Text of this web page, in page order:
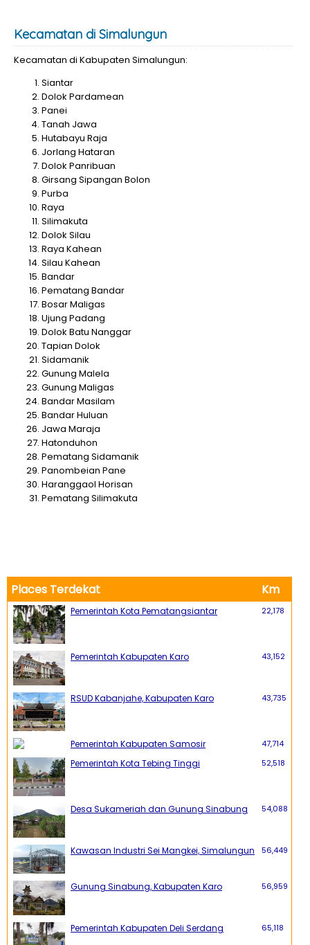
Kecamatan di Simalungun
Kecamatan di Kabupaten Simalungun:
Siantar
Dolok Pardamean
Panei
Tanah Jawa
Hutabayu Raja
Jorlang Hataran
Dolok Panribuan
Girsang Sipangan Bolon
Purba
Raya
Silimakuta
Dolok Silau
Raya Kahean
Silau Kahean
Bandar
Pematang Bandar
Bosar Maligas
Ujung Padang
Dolok Batu Nanggar
Tapian Dolok
Sidamanik
Gunung Malela
Gunung Maligas
Bandar Masilam
Bandar Huluan
Jawa Maraja
Hatonduhon
Pematang Sidamanik
Panombeian Pane
Haranggaol Horisan
Pematang Silimakuta
Places Terdekat Km
Pemerintah Kota Pematangsiantar 22,178
Pemerintah Kabupaten Karo 43,152
RSUD Kabanjahe, Kabupaten Karo 43,735
Pemerintah Kabupaten Samosir 47,714
Pemerintah Kota Tebing Tinggi 52,518
Desa Sukameriah dan Gunung Sinabung 54,088
Kawasan Industri Sei Mangkei, Simalungun 56,449
Gunung Sinabung, Kabupaten Karo 56,959
Pemerintah Kabupaten Deli Serdang 65,118